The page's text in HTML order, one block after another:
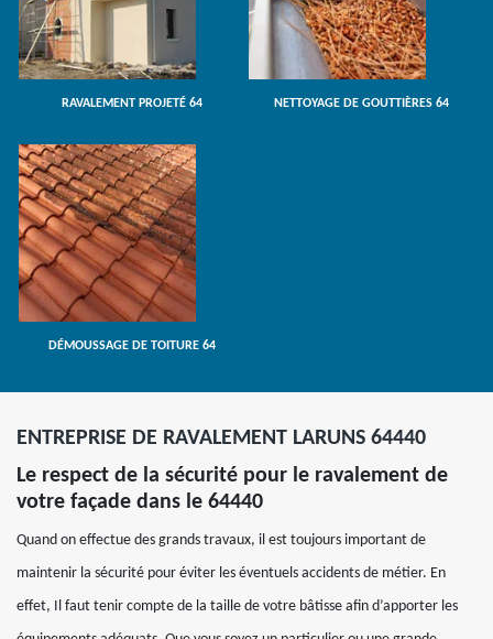
RAVALEMENT PROJETÉ 64 NETTOYAGE DE GOUTTIÈRES 64
DÉMOUSSAGE DE TOITURE 64
ENTREPRISE DE RAVALEMENT LARUNS 64440
Le respect de la sécurité pour le ravalement de
votre façade dans le 64440
Quand on effectue des grands travaux, il est toujours important de
maintenir la sécurité pour éviter les éventuels accidents de métier. En
effet, Il faut tenir compte de la taille de votre bâtisse afin d’apporter les